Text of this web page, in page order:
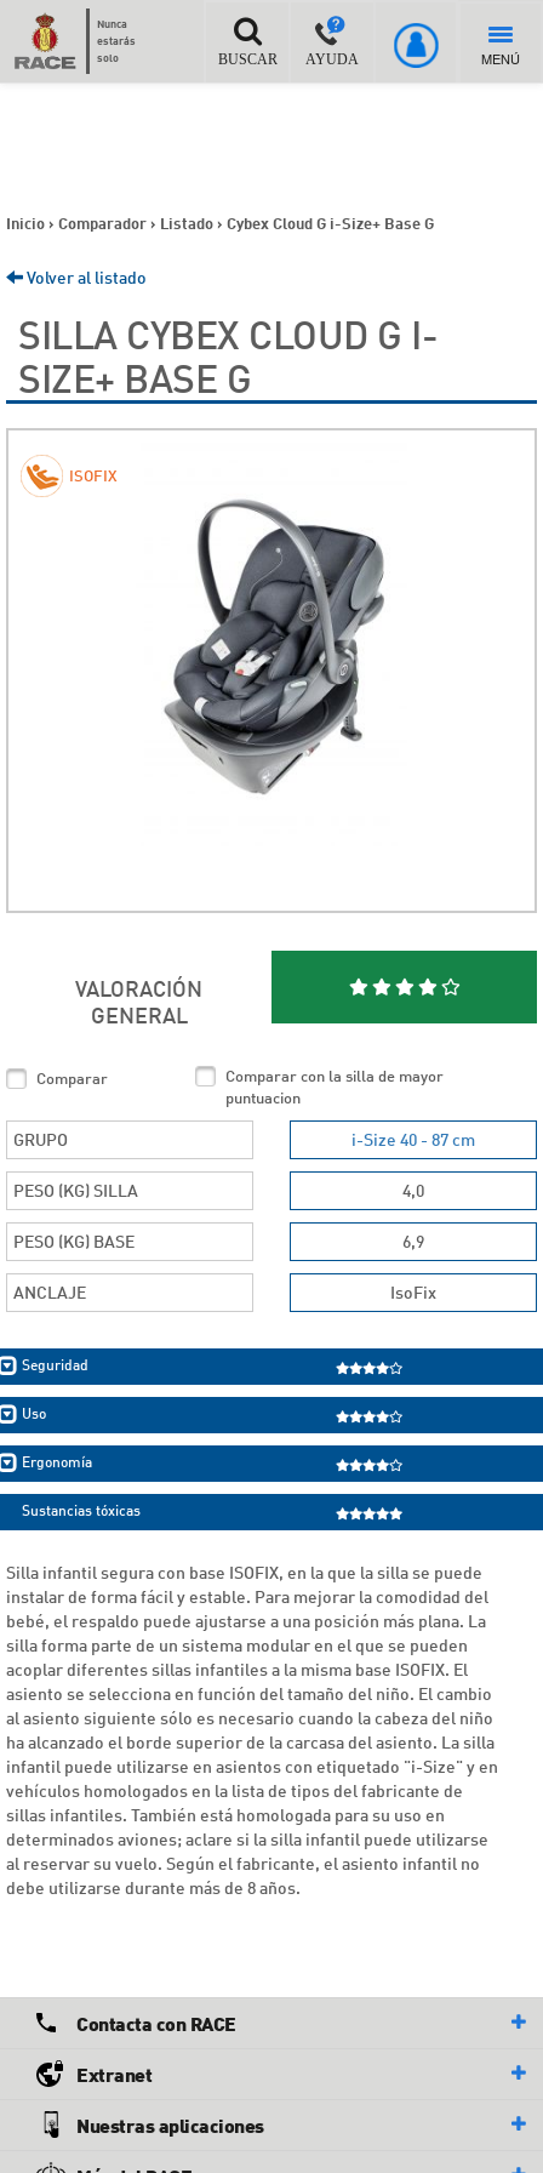
Nunca
estarás
solo
BUSCAR AYUDA MENÚ
Inicio > Comparador > Listado > Cybex Cloud G i-Size+ Base G
Volver al listado
SILLA CYBEX CLOUD G I-
SIZE+ BASE G
ISOFIX
VALORACIÓN
GENERAL
Comparar
Comparar con la silla de mayor
puntuacion
GRUPO i-Size 40 - 87 cm
PESO (KG) SILLA 4,0
PESO (KG) BASE 6,9
ANCLAJE IsoFix
Seguridad
Uso
Ergonomía
Sustancias tóxicas
Silla infantil segura con base ISOFIX, en la que la silla se puede
instalar de forma fácil y estable. Para mejorar la comodidad del
bebé, el respaldo puede ajustarse a una posición más plana. La
silla forma parte de un sistema modular en el que se pueden
acoplar diferentes sillas infantiles a la misma base ISOFIX. El
asiento se selecciona en función del tamaño del niño. El cambio
al asiento siguiente sólo es necesario cuando la cabeza del niño
ha alcanzado el borde superior de la carcasa del asiento. La silla
infantil puede utilizarse en asientos con etiquetado "i-Size" y en
vehículos homologados en la lista de tipos del fabricante de
sillas infantiles. También está homologada para su uso en
determinados aviones; aclare si la silla infantil puede utilizarse
al reservar su vuelo. Según el fabricante, el asiento infantil no
debe utilizarse durante más de 8 años.
Contacta con RACE
Extranet
Nuestras aplicaciones